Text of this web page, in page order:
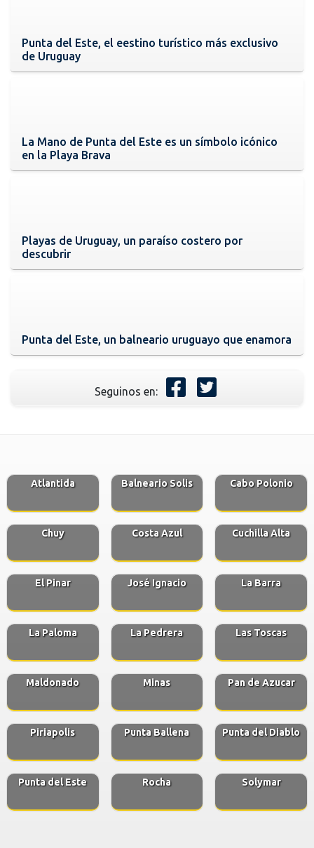
Punta del Este, el eestino turístico más exclusivo
de Uruguay
La Mano de Punta del Este es un símbolo icónico
en la Playa Brava
Playas de Uruguay, un paraíso costero por
descubrir
Punta del Este, un balneario uruguayo que enamora
Seguinos en:
Atlantida Balneario Solis Cabo Polonio
Chuy Costa Azul Cuchilla Alta
El Pinar José Ignacio La Barra
La Paloma La Pedrera Las Toscas
Maldonado Minas Pan de Azucar
Piriapolis Punta Ballena Punta del Diablo
Punta del Este Rocha Solymar